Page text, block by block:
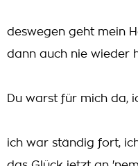
deswegen geht mein
dann auch nie wieder
Du warst für mich da,
ich war ständig fort,